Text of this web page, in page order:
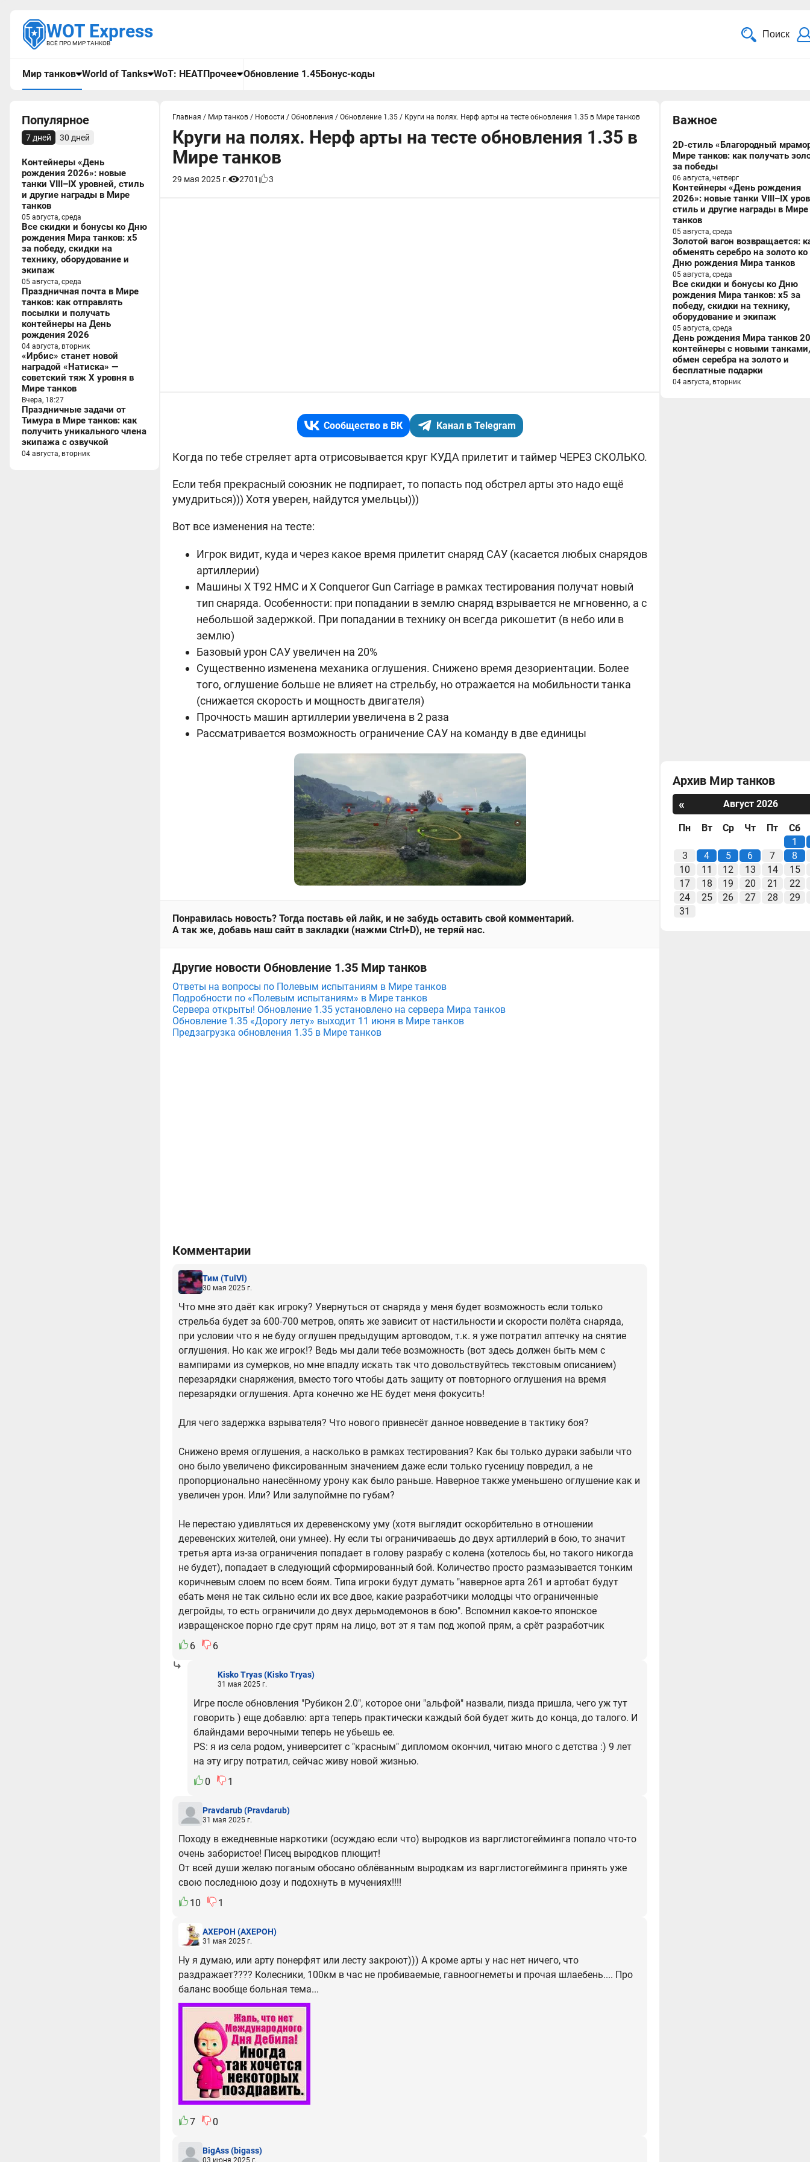
WOT Express
ВСЁ ПРО МИР ТАНКОВ
Поиск
Мир танков World of Tanks WoT: HEATПрочее Обновление 1.45Бонус-коды
Популярное
7 дней 30 дней
Контейнеры «День
рождения 2026»: новые
танки VIII–IX уровней, стиль
и другие награды в Мире
танков
05 августа, среда
Все скидки и бонусы ко Дню
рождения Мира танков: x5
за победу, скидки на
технику, оборудование и
экипаж
05 августа, среда
Праздничная почта в Мире
танков: как отправлять
посылки и получать
контейнеры на День
рождения 2026
04 августа, вторник
«Ирбис» станет новой
наградой «Натиска» —
советский тяж X уровня в
Мире танков
Вчера, 18:27
Праздничные задачи от
Тимура в Мире танков: как
получить уникального члена
экипажа с озвучкой
04 августа, вторник
Главная / Мир танков / Новости / Обновления / Обновление 1.35 / Круги на полях. Нерф арты на тесте обновления 1.35 в Мире танков
Круги на полях. Нерф арты на тесте обновления 1.35 в
Мире танков
29 мая 2025 г. 2701 3
Сообщество в ВК Канал в Telegram
Когда по тебе стреляет арта отрисовывается круг КУДА прилетит и таймер ЧЕРЕЗ СКОЛЬКО.
Если тебя прекрасный союзник не подпирает, то попасть под обстрел арты это надо ещё
умудриться))) Хотя уверен, найдутся умельцы)))
Вот все изменения на тесте:
Игрок видит, куда и через какое время прилетит снаряд САУ (касается любых снарядов
артиллерии)
Машины X T92 HMC и X Conqueror Gun Carriage в рамках тестирования получат новый
тип снаряда. Особенности: при попадании в землю снаряд взрывается не мгновенно, а с
небольшой задержкой. При попадании в технику он всегда рикошетит (в небо или в
землю)
Базовый урон САУ увеличен на 20%
Существенно изменена механика оглушения. Снижено время дезориентации. Более
того, оглушение больше не влияет на стрельбу, но отражается на мобильности танка
(снижается скорость и мощность двигателя)
Прочность машин артиллерии увеличена в 2 раза
Рассматривается возможность ограничение САУ на команду в две единицы
Понравилась новость? Тогда поставь ей лайк, и не забудь оставить свой комментарий.
А так же, добавь наш сайт в закладки (нажми Ctrl+D), не теряй нас.
Другие новости Обновление 1.35 Мир танков
Ответы на вопросы по Полевым испытаниям в Мире танков
Подробности по «Полевым испытаниям» в Мире танков
Сервера открыты! Обновление 1.35 установлено на сервера Мира танков
Обновление 1.35 «Дорогу лету» выходит 11 июня в Мире танков
Предзагрузка обновления 1.35 в Мире танков
Комментарии
Тим (TulVl)
30 мая 2025 г.
Что мне это даёт как игроку? Увернуться от снаряда у меня будет возможность если только
стрельба будет за 600-700 метров, опять же зависит от настильности и скорости полёта снаряда,
при условии что я не буду оглушен предыдущим артоводом, т.к. я уже потратил аптечку на снятие
оглушения. Но как же игрок!? Ведь мы дали тебе возможность (вот здесь должен быть мем с
вампирами из сумерков, но мне впадлу искать так что довольствуйтесь текстовым описанием)
перезарядки снаряжения, вместо того чтобы дать защиту от повторного оглушения на время
перезарядки оглушения. Арта конечно же НЕ будет меня фокусить!
Для чего задержка взрывателя? Что нового привнесёт данное новведение в тактику боя?
Снижено время оглушения, а насколько в рамках тестирования? Как бы только дураки забыли что
оно было увеличено фиксированным значением даже если только гусеницу повредил, а не
пропорционально нанесённому урону как было раньше. Наверное также уменьшено оглушение как и
увеличен урон. Или? Или залупоймне по губам?
Не перестаю удивляться их деревенскому уму (хотя выглядит оскорбительно в отношении
деревенских жителей, они умнее). Ну если ты ограничиваешь до двух артиллерий в бою, то значит
третья арта из-за ограничения попадает в голову разрабу с колена (хотелось бы, но такого никогда
не будет), попадает в следующий сформированный бой. Количество просто размазывается тонким
коричневым слоем по всем боям. Типа игроки будут думать "наверное арта 261 и артобат будут
ебать меня не так сильно если их все двое, какие разработчики молодцы что ограниченные
дегройды, то есть ограничили до двух дерьмодемонов в бою". Вспомнил какое-то японское
извращенское порно где срут прям на лицо, вот эт я там под жопой прям, а срёт разработчик
6
6
Kisko Tryas(Kisko Tryas)
31 мая 2025 г.
Игре после обновления "Рубикон 2.0", которое они "альфой" назвали, пизда пришла, чего уж тут
говорить ) еще добавлю: арта теперь практически каждый бой будет жить до конца, до талого. И
блайндами верочными теперь не убьешь ее.
PS: я из села родом, университет с "красным" дипломом окончил, читаю много с детства :) 9 лет
на эту игру потратил, сейчас живу новой жизнью.
0
1
Pravdarub(Pravdarub)
31 мая 2025 г.
Походу в ежедневные наркотики (осуждаю если что) выродков из варглистогейминга попало что-то
очень забористое! Писец выродков плющит!
От всей души желаю поганым обосано облёванным выродкам из варглистогейминга принять уже
свою последнюю дозу и подохнуть в мучениях!!!!
10
1
АХЕРОН (АХЕРОН)
31 мая 2025 г.
Ну я думаю, или арту понерфят или лесту закроют))) А кроме арты у нас нет ничего, что
раздражает???? Колесники, 100км в час не пробиваемые, гавноогнеметы и прочая шлаебень.... Про
баланс вообще больная тема...
7 0
BigAss(bigass)
03 июня 2025 г.
Важное
2D-стиль «Благородный
Мире танков: как получать
за победы
06 августа, четверг
Контейнеры «День рождения
2026»: новые танки VIII–IX
стиль и другие награды в Мире
танков
05 августа, среда
Золотой вагон возвращается:
обменять серебро на золото ко
Дню рождения Мира танков
05 августа, среда
Все скидки и бонусы ко Дню
рождения Мира танков: x5 за
победу, скидки на технику,
оборудование и экипаж
05 августа, среда
День рождения Мира танков
контейнеры с новыми танками,
обмен серебра на золото и
бесплатные подарки
04 августа, вторник
Архив Мир танков
«
Август 2026
Пн Вт Ср Чт Пт
Сб
1
3
4 5 6 7
8
10
11 12 13 14
15
17
18 19 20 21
22
24
25 26 27 28
29
31